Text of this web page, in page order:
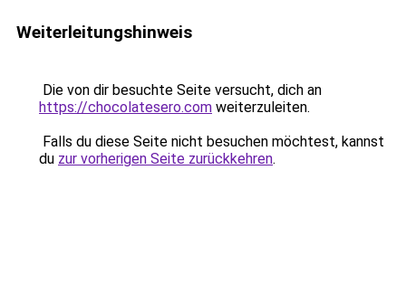
Weiterleitungshinweis
Die von dir besuchte Seite versucht, dich an
https://chocolatesero.com weiterzuleiten.
Falls du diese Seite nicht besuchen möchtest, kannst
du zur vorherigen Seite zurückkehren.